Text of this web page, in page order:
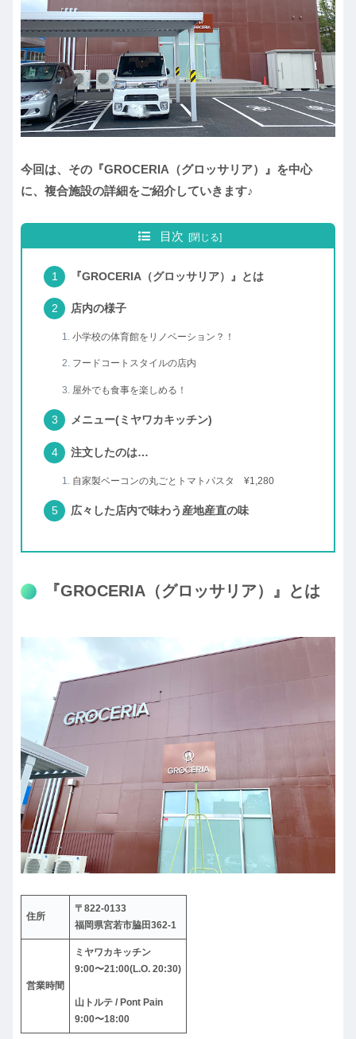
今回は、その『GROCERIA（グロッサリア）』を中心
に、複合施設の詳細をご紹介していきます♪
目次
『GROCERIA（グロッサリア）』とは
店内の様子
小学校の体育館をリノベーション？！
フードコートスタイルの店内
屋外でも食事を楽しめる！
メニュー(ミヤワカキッチン)
注文したのは…
自家製ベーコンの丸ごとトマトパスタ ¥1,280
広々した店内で味わう産地産直の味
『GROCERIA（グロッサリア）』とは
住所
〒822-0133
福岡県宮若市脇田362-1
営業時間
ミヤワカキッチン
9:00〜21:00(L.O. 20:30)
山トルテ / Pont Pain
9:00〜18:00